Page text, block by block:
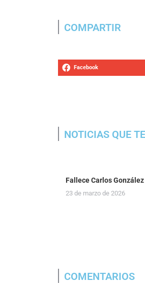
COMPARTIR
Facebook
NOTICIAS QUE
Fallece Carlos
23 de marzo de 2026
COMENTARIOS